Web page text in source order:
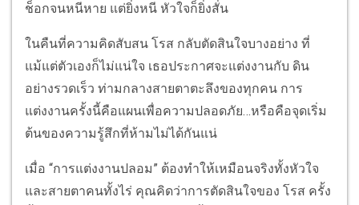
ช็อกจนหนีหาย แต่ยิ่งหนี หัวใจก็ยิ่งสั่น
ในคืนที่ความคิดสับสน โรส กลับตัดสินใจบางอย่าง ที่
แม้แต่ตัวเองก็ไม่แน่ใจ เธอประกาศจะแต่งงานกับ ดิน
อย่างรวดเร็ว ท่ามกลางสายตาตะลึงของทุกคน การ
แต่งงานครั้งนี้คือแผนเพื่อความปลอดภัย…หรือคือจุดเริ่ม
ต้นของความรู้สึกที่ห้ามไม่ได้กันแน่
เมื่อ “การแต่งงานปลอม” ต้องทำให้เหมือนจริงทั้งหัวใจ
และสายตาคนทั้งไร่ คุณคิดว่าการตัดสินใจของ โรส ครั้ง